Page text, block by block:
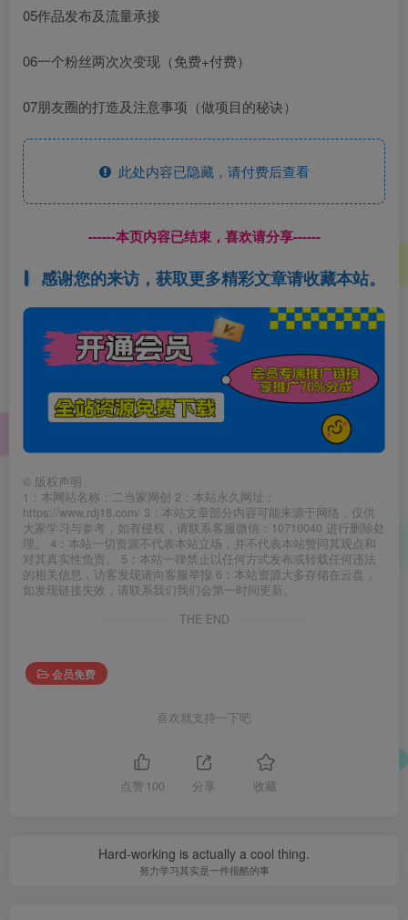
05作品发布及流量承接
06一个粉丝两次次变现（免费+付费）
07朋友圈的打造及注意事项（做项目的秘诀）
此处内容已隐藏，请付费后查看
------本页内容已结束，喜欢请分享------
感谢您的来访，获取更多精彩文章请收藏本站。
© 版权声明
1：本网站名称：二当家网创 2：本站永久网址：
https://www.rdj18.com/ 3：本站文章部分内容可能来源于网络，仅供
大家学习与参考，如有侵权，请联系客服微信：10710040 进行删除处
理。 4：本站一切资源不代表本站立场，并不代表本站赞同其观点和
对其真实性负责。 5：本站一律禁止以任何方式发布或转载任何违法
的相关信息，访客发现请向客服举报 6：本站资源大多存储在云盘，
如发现链接失效，请联系我们我们会第一时间更新。
THE END
会员免费
喜欢就支持一下吧
点赞 100 分享 收藏
Hard-working is actually a cool thing.
努力学习其实是一件很酷的事